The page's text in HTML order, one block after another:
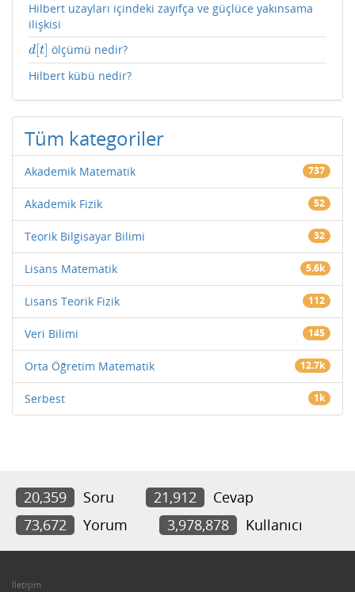
Hilbert uzayları içindeki zayıfça ve güçlüce yakınsama
ilişkisi
d[t]
d t] ölçümü nedir?
Hilbert kübü nedir?
Tüm kategoriler
Akademik Matematik 737
Akademik Fizik 52
Teorik Bilgisayar Bilimi 32
Lisans Matematik 5.6k
Lisans Teorik Fizik 112
Veri Bilimi 145
Orta Öğretim Matematik 12.7k
Serbest 1k
20,359 Soru 21,912
Cevap
73,672
Yorum 3,978,878 Kullanıcı
İletişim